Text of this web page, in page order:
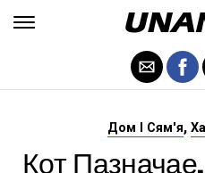
Дом І Сям'я,
Кот